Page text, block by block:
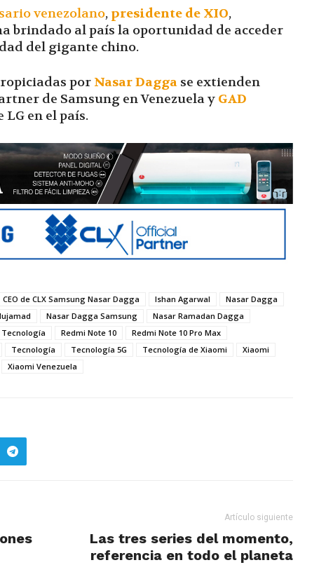
venezolano, presidente de XIO,
brindado al país la oportunidad de acceder
del gigante chino.
por Nasar Dagga se extienden
de Samsung en Venezuela y GAD
en el país.
CEO de CLX Samsung Nasar Dagga Ishan Agarwal
Nasar Dagga
Nasar Dagga Samsung
Nasar Ramadan Dagga
Redmi Note 10
Redmi Note 10 Pro Max
Tecnología Tecnología 5G Tecnología de Xiaomi
Xiaomi
Xiaomi Venezuela
Artículo siguiente
Las tres series del momento,
referencia en todo el planeta